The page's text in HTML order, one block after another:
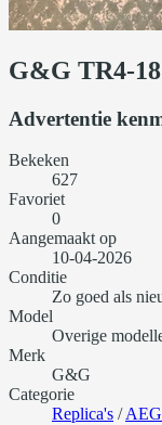
G&G TR4-
Advertentie
Bekeken
627
Favoriet
0
Aangemaakt op
10-04-2026
Conditie
Zo goed als
Model
Overige
Merk
G&G
Categorie
Replica's /AEG